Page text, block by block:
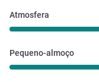
Atmosfera
Pequeno-almoço